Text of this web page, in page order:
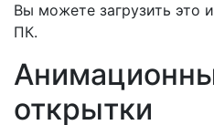
Вы можете загрузить это
ПК.
открытки